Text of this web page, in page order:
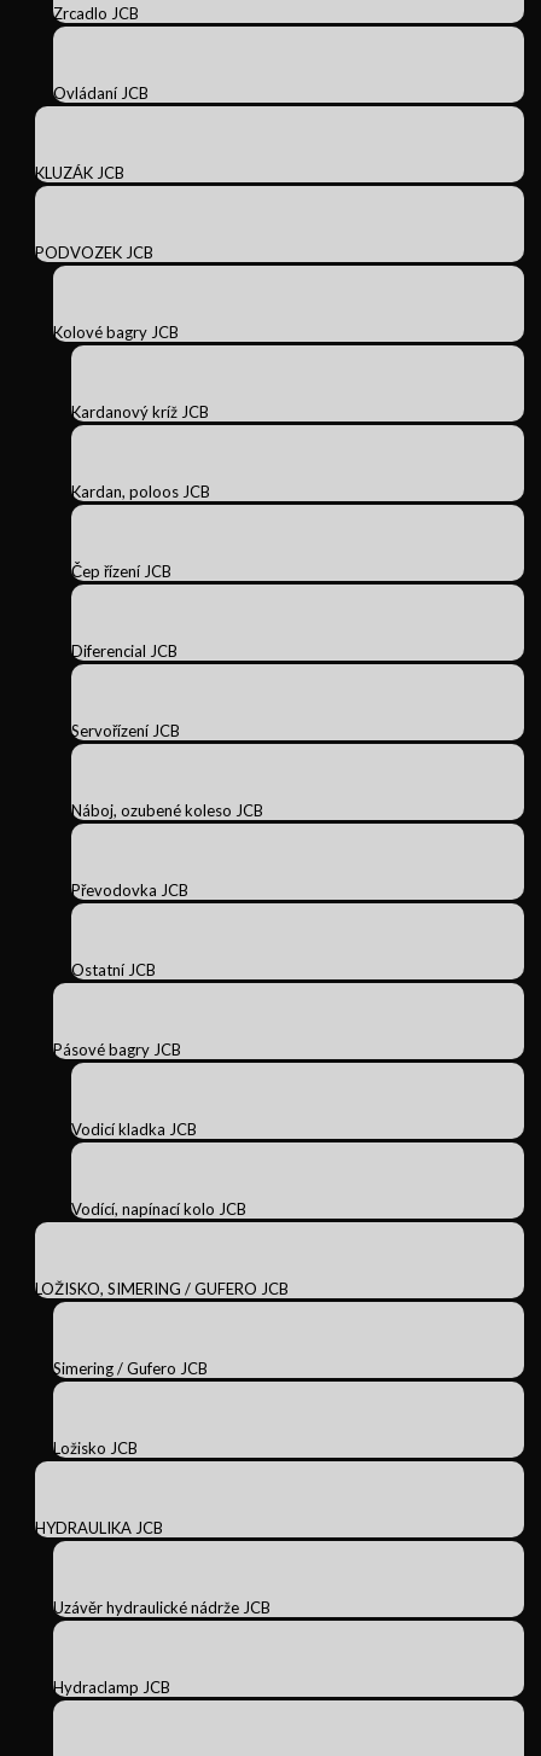
Zrcadlo JCB
Ovládaní JCB
KLUZÁK JCB
PODVOZEK JCB
Kolové bagry JCB
Kardanový kríž JCB
Kardan, poloos JCB
Čep řízení JCB
Diferencial JCB
Servořízení JCB
Náboj, ozubené koleso JCB
Převodovka JCB
Ostatní JCB
Pásové bagry JCB
Vodicí kladka JCB
Vodící, napínací kolo JCB
LOŽISKO, SIMERING / GUFERO JCB
Simering / Gufero JCB
Ložisko JCB
HYDRAULIKA JCB
Uzávěr hydraulické nádrže JCB
Hydraclamp JCB